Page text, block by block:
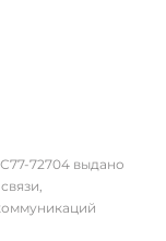
72704 выдано